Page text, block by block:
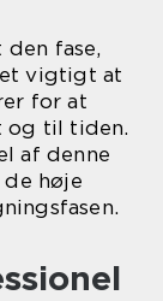
fase,
vigtigt at
for at
og til tiden.
af denne
høje